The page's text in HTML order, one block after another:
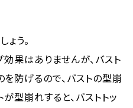
う。
果はありませんが、バスト
防げるので、バストの型崩
型崩れすると、バストトッ